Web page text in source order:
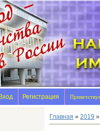
Вход Регистрация
Главная » 2019 »